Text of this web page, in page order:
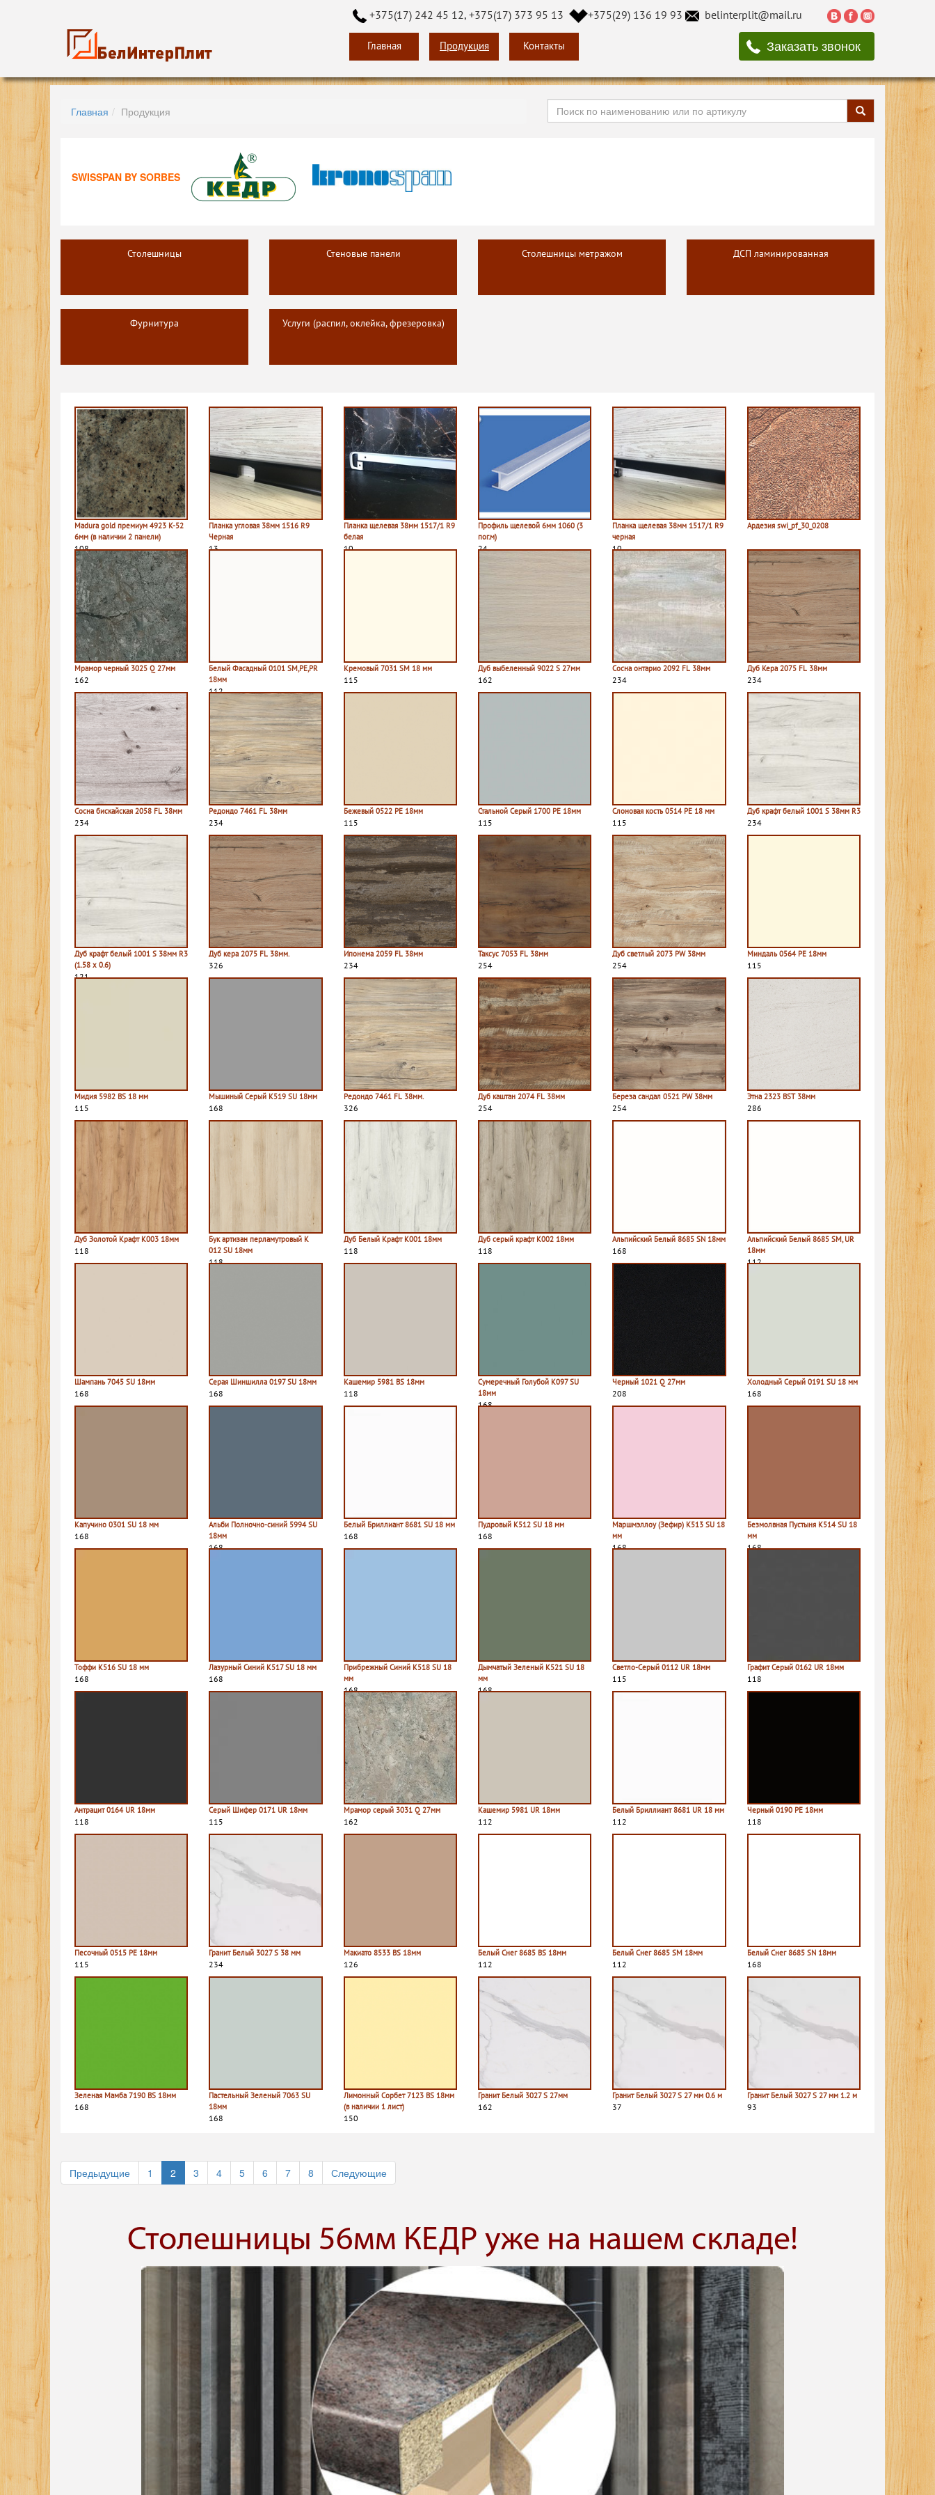
+375(17) 242 45 12, +375(17) 373 95 13 +375(29) 136 19 93 belinterplit@mail.ru
Главная Продукция Контакты Заказать звонок
Главная Продукция
SWISSPAN BY SORBES
Столешницы Стеновые панели Столешницы метражом ДСП ламинированная
Фурнитура Услуги (распил, оклейка, фрезеровка)
Madura gold премиум 4923 K-52
6мм (в наличии 2 панели)
108
Планка угловая 38мм 1516 R9
Черная
13
Планка щелевая 38мм 1517/1 R9
белая
10
Профиль щелевой 6мм 1060 (3
пог.м)
24
Планка щелевая 38мм 1517/1 R9
черная
10
Ардезия swi_pf_30_0208
Мрамор черный 3025 Q 27мм
162
Белый Фасадный 0101 SM,PE,PR
18мм
112
Кремовый 7031 SM 18 мм
115
Дуб выбеленный 9022 S 27мм
162
Сосна онтарио 2092 FL 38мм
234
Дуб Кера 2075 FL 38мм
234
Сосна бискайская 2058 FL 38мм
234
Редондо 7461 FL 38мм
234
Бежевый 0522 PE 18мм
115
Стальной Серый 1700 PE 18мм
115
Слоновая кость 0514 PE 18 мм
115
Дуб крафт белый 1001 S 38мм R3
234
Дуб крафт белый 1001 S 38мм R3
(1.58 х 0.6)
121
Дуб кера 2075 FL 38мм.
326
Ипонема 2059 FL 38мм
234
Таксус 7053 FL 38мм
254
Дуб светлый 2073 PW 38мм
254
Миндаль 0564 PE 18мм
115
Мидия 5982 BS 18 мм
115
Мышиный Серый К519 SU 18мм
168
Редондо 7461 FL 38мм.
326
Дуб каштан 2074 FL 38мм
254
Береза сандал 0521 PW 38мм
254
Этна 2323 BST 38мм
286
Дуб Золотой Крафт K003 18мм
118
Бук артизан перламутровый K
012 SU 18мм
118
Дуб Белый Крафт K001 18мм
118
Дуб серый крафт K002 18мм
118
Альпийский Белый 8685 SN 18мм
168
Альпийский Белый 8685 SM, UR
18мм
112
Шампань 7045 SU 18мм
168
Серая Шиншилла 0197 SU 18мм
168
Кашемир 5981 BS 18мм
118
Сумеречный Голубой K097 SU
18мм
168
Черный 1021 Q 27мм
208
Холодный Серый 0191 SU 18 мм
168
Капучино 0301 SU 18 мм
168
Альби Полночно-синий 5994 SU
18мм
168
Белый Бриллиант 8681 SU 18 мм
168
Пудровый К512 SU 18 мм
168
Маршмэллоу (Зефир) К513 SU 18
мм
168
Безмолвная Пустыня К514 SU 18
мм
168
Тоффи К516 SU 18 мм
168
Лазурный Синий К517 SU 18 мм
168
Прибрежный Синий К518 SU 18
мм
168
Дымчатый Зеленый К521 SU 18
мм
168
Светло-Серый 0112 UR 18мм
115
Графит Серый 0162 UR 18мм
118
Антрацит 0164 UR 18мм
118
Серый Шифер 0171 UR 18мм
115
Мрамор серый 3031 Q 27мм
162
Кашемир 5981 UR 18мм
112
Белый Бриллиант 8681 UR 18 мм
112
Черный 0190 PE 18мм
118
Песочный 0515 PE 18мм
115
Гранит Белый 3027 S 38 мм
234
Макиато 8533 BS 18мм
126
Белый Снег 8685 BS 18мм
112
Белый Снег 8685 SM 18мм
112
Белый Снег 8685 SN 18мм
168
Зеленая Мамба 7190 BS 18мм
168
Пастельный Зеленый 7063 SU
18мм
168
Лимонный Сорбет 7123 BS 18мм
(в наличии 1 лист)
150
Гранит Белый 3027 S 27мм
162
Гранит Белый 3027 S 27 мм 0.6 м
37
Гранит Белый 3027 S 27 мм 1.2 м
93
Предыдущие 1 2 3 4 5 6 7 8 Следующие
Столешницы 56мм КЕДР уже на нашем складе!